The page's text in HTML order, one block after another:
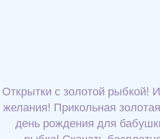
Открытки с золотой рыбкой!
желания! Прикольная
день рождения для